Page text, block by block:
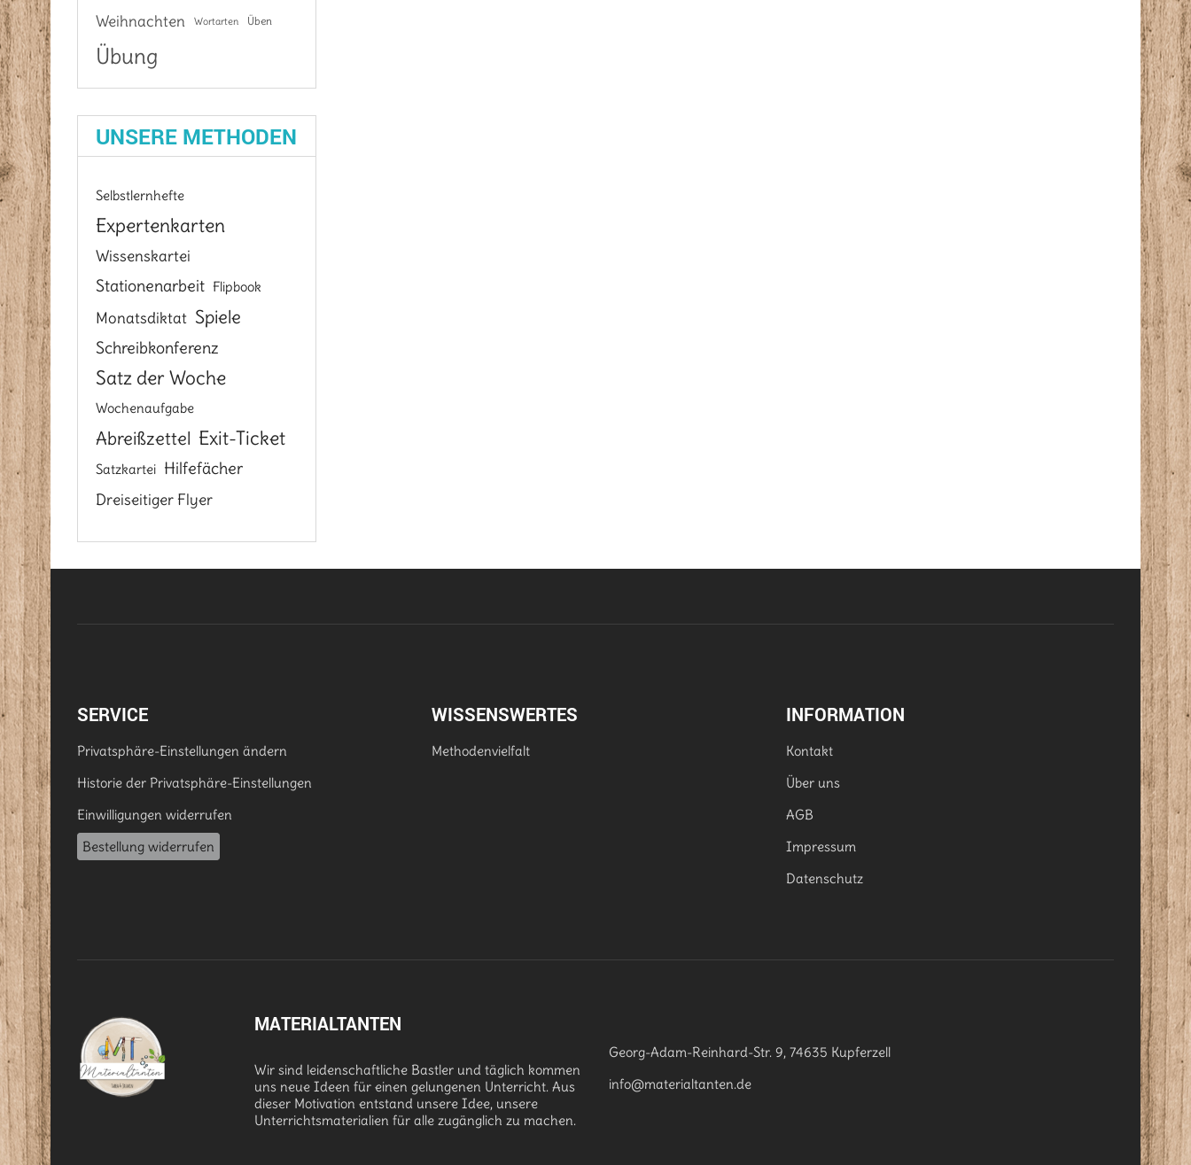
Weihnachten Wortarten Üben
Übung
UNSERE METHODEN
Selbstlernhefte
Expertenkarten
Wissenskartei
Stationenarbeit Flipbook
Monatsdiktat Spiele
Schreibkonferenz
Satz der Woche
Wochenaufgabe
Abreißzettel Exit-Ticket
Satzkartei Hilfefächer
Dreiseitiger Flyer
SERVICE
Privatsphäre-Einstellungen ändern
Historie der Privatsphäre-Einstellungen
Einwilligungen widerrufen
Bestellung widerrufen
WISSENSWERTES
Methodenvielfalt
INFORMATION
Kontakt
Über uns
AGB
Impressum
Datenschutz
MATERIALTANTEN
Wir sind leidenschaftliche Bastler und täglich kommen
uns neue Ideen für einen gelungenen Unterricht. Aus
dieser Motivation entstand unsere Idee, unsere
Unterrichtsmaterialien für alle zugänglich zu machen.
Georg-Adam-Reinhard-Str. 9, 74635 Kupferzell
info@materialtanten.de